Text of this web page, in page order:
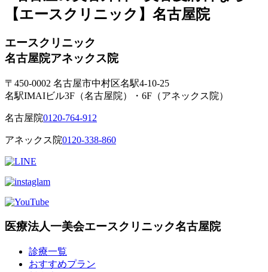
エースクリニック
名古屋院アネックス院
〒450-0002 名古屋市中村区名駅4-10-25
名駅IMAIビル3F（名古屋院）・6F（アネックス院）
名古屋院0120-764-912
アネックス院0120-338-860
医療法人一美会エースクリニック名古屋院
診療一覧
おすすめプラン